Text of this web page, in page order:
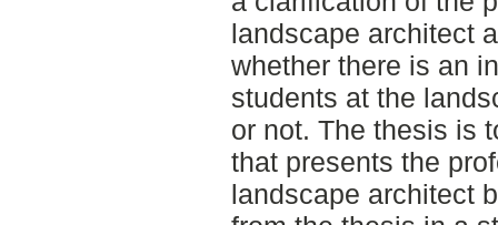
landscape architect
whether there is an
students at the
or not. The thesis is
that presents the
landscape architect